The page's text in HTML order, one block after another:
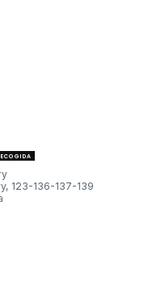
123-136-137-139